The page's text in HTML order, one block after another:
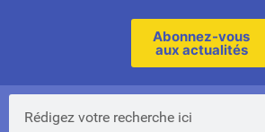
Abonnez-vous
aux actualités